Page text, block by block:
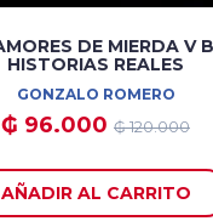
DE MIERDA V
HISTORIAS REALES
GONZALO ROMERO
₲ 96.000 ₲ 120.000
AÑADIR AL CARRITO